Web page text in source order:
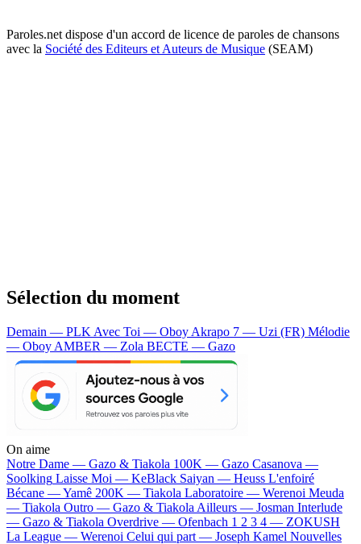
Paroles.net dispose d'un accord de licence de paroles de chansons
avec la Société des Editeurs et Auteurs de Musique (SEAM)
Sélection du moment
Demain — PLK Avec Toi — Oboy Akrapo 7 — Uzi (FR) Mélodie
— Oboy AMBER — Zola BECTE — Gazo
On aime
Notre Dame — Gazo & Tiakola 100K — Gazo Casanova —
Soolking Laisse Moi — KeBlack Saiyan — Heuss L'enfoiré
Bécane —Yamê 200K — Tiakola Laboratoire — Werenoi Meuda
— Tiakola Outro — Gazo & Tiakola Ailleurs — Josman Interlude
— Gazo & Tiakola Overdrive — Ofenbach 1 2 3 4 — ZOKUSH
La League — Werenoi Celui qui part — Joseph Kamel Nouvelles